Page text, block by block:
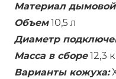
Материал
Объем10,5 л
Диаметр
Масса в сборе12,3
Варианты кожуха: